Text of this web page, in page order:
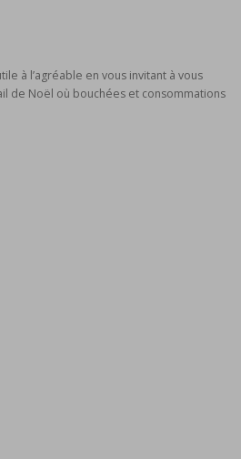
à l’agréable en vous invitant à vous
de Noël où bouchées et consommations